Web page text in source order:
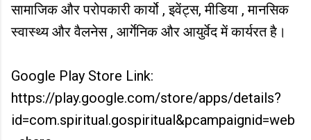
सामाजिक और परोपकारी कार्यो , इवेंट्स, मीडिया , मानसिक
स्वास्थ्य और वैलनेस , आर्गेनिक और आयुर्वेद में कार्यरत है।
Google Play Store Link:
https://play.google.com/store/apps/details?
id=com.spiritual.gospiritual&pcampaignid=web